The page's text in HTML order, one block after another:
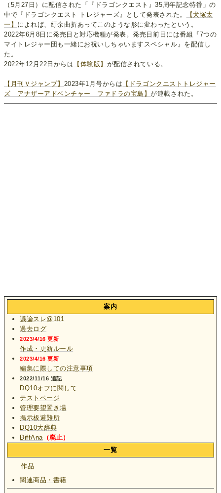
（5月27日）に配信された「『ドラゴンクエスト』35周年記念特番」の
中で『ドラゴンクエスト トレジャーズ』として発表された。
【犬塚太
一】 によれば、紆余曲折あってこのような形に変わったという。
2022年6月8日に発売日と対応機種が発表。発売日前日には番組『7つの
マイトレジャー団も一緒にお祝いしちゃいますスペシャル』を配信し
た。
2022年12月22日からは 【体験版】 が配信されている。
【月刊Ｖジャンプ】 2023年1月号からは 【ドラゴンクエストトレジャー
ズ アナザーアドベンチャー ファドラの宝島】が連載された。
案内
議論スレ@101
過去ログ
2023/4/16 更新
作成・更新ルール
2023/4/16 更新
編集に際しての注意事項
2022/11/16 追記
DQ10オフに関して
テストページ
管理要望置き場
掲示板避難所
DQ10大辞典
DiffAna（廃止）
一覧
作品
関連商品・書籍